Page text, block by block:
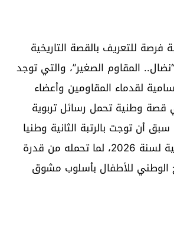
للتعريف بالقصة التاريخية
المقاوم الصغير”، والتي توجد
لقدماء المقاومين وأعضاء
وطنية تحمل رسائل تربوية
سبق أن توجت بالرتبة الثانية وطنيا
كأحسن قصة تاريخية لسنة 2026، لما تحمله من قدرة
الوطني للأطفال بأسلوب مشوق